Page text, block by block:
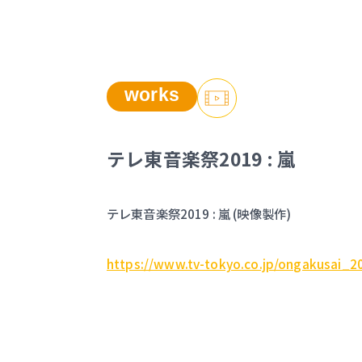
works
テレ東音楽祭2019 : 嵐
テレ東音楽祭2019 : 嵐 (映像製作)
https://www.tv-tokyo.co.jp/